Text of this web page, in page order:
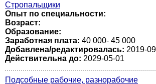
Стропальщики
Опыт по специальности:
Возраст:
Образование:
Заработная плата: 40 000- 45 000
Добавлена/редактировалась: 2019-
Действительна до: 2029-05-01
Подсобные рабочие, разнорабочие